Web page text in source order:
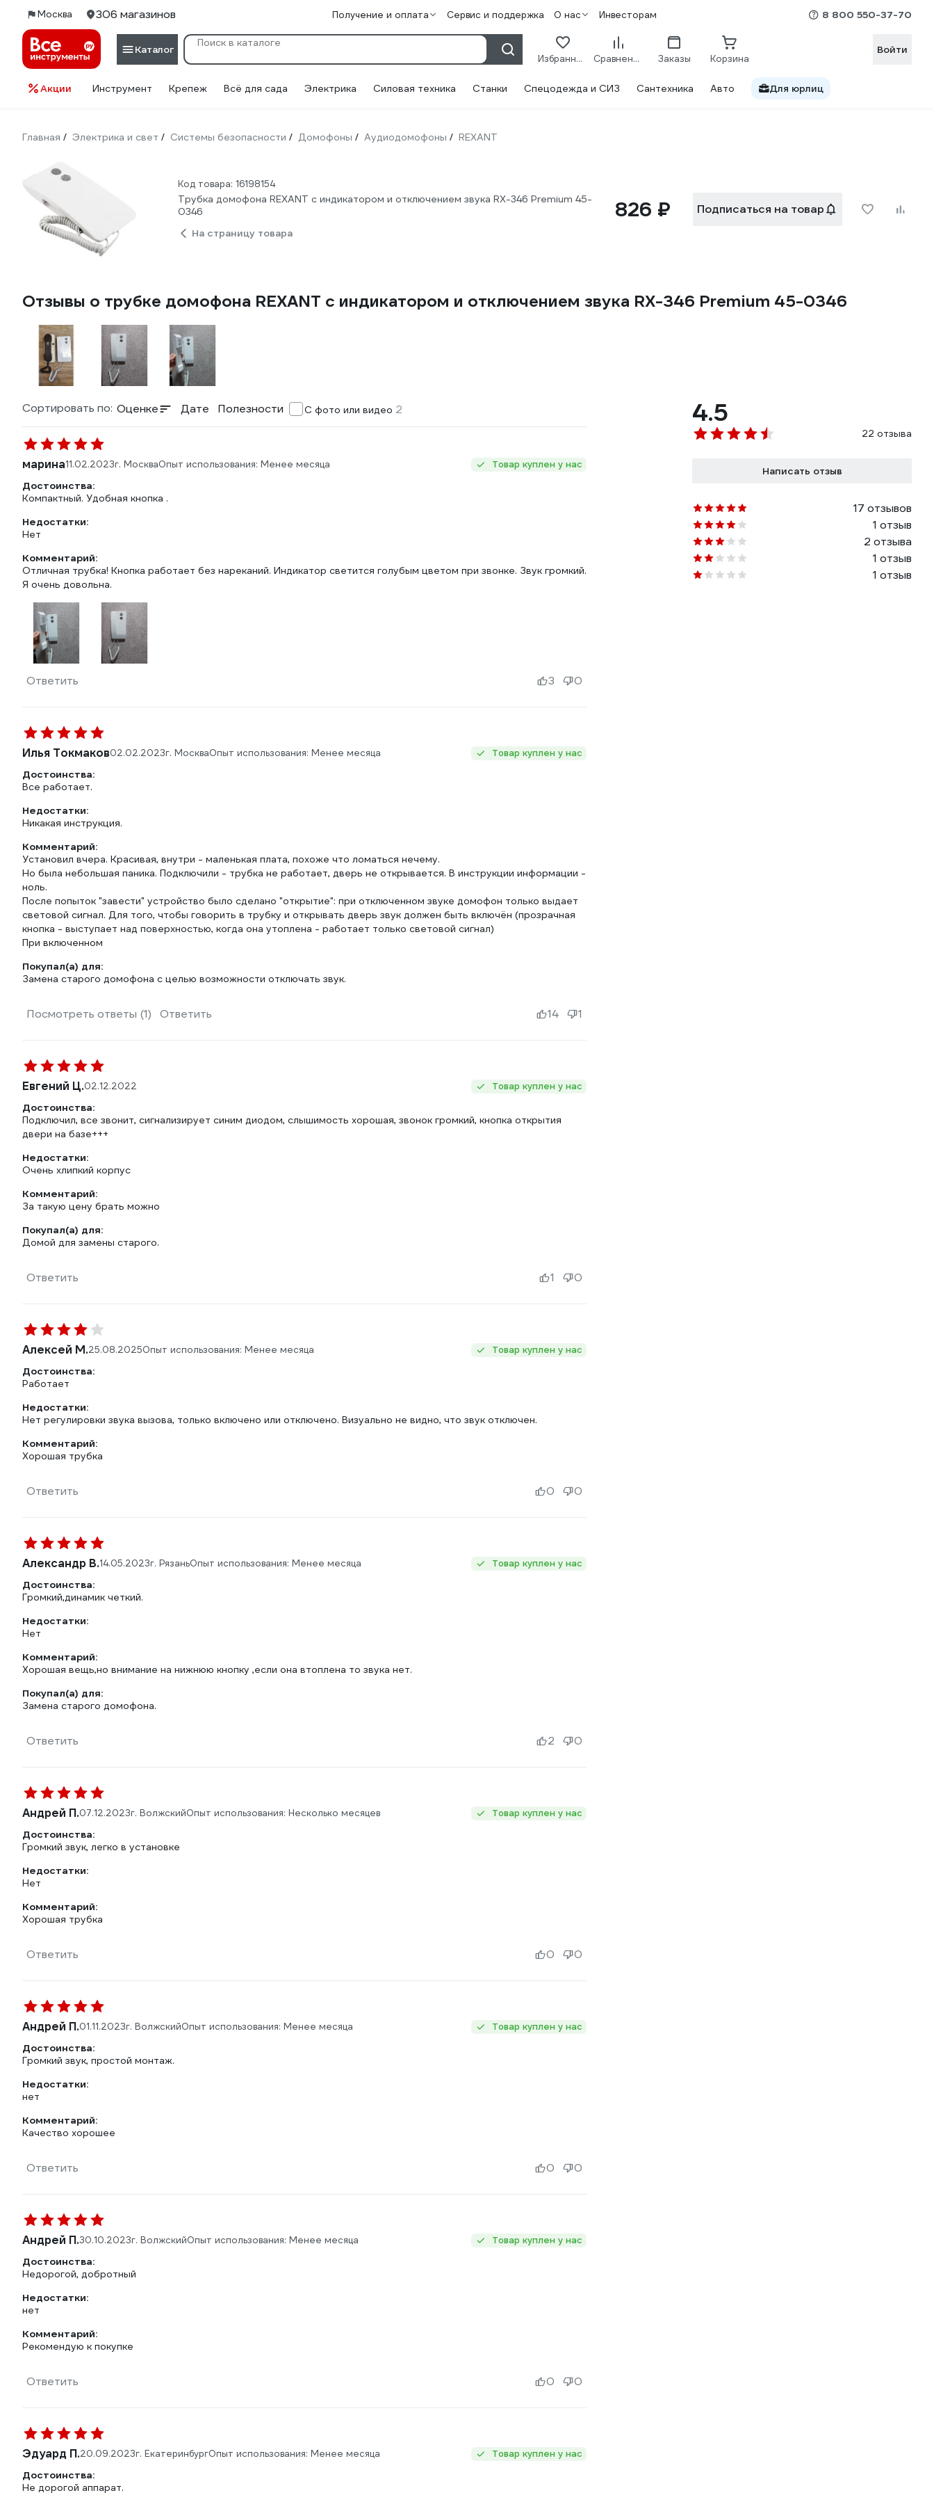
Москва 306 магазинов Получение и оплата Сервис и поддержка О нас Инвесторам 8 800 550-37-70
Каталог
Избранное Сравнение Заказы Корзина
Войти
Акции Инструмент Крепеж Всё для сада Электрика Силовая техника Станки Спецодежда и СИЗ Сантехника Авто Для юрлиц
Главная / Электрика и свет / Системы безопасности / Домофоны / Аудиодомофоны / REXANT
Код товара: 16198154
Трубка домофона REXANT с индикатором и отключением звука RX-346 Premium 45-
0346
На страницу товара
826 ₽ Подписаться на товар
Отзывы о трубке домофона REXANT с индикатором и отключением звука RX-346 Premium 45-0346
Сортировать по: Оценке Дате Полезности С фото или видео 2
марина11.02.2023г. МоскваОпыт использования: Менее месяца Товар куплен у нас
Достоинства:
Компактный. Удобная кнопка .
Недостатки:
Нет
Комментарий:
Отличная трубка! Кнопка работает без нареканий. Индикатор светится голубым цветом при звонке. Звук громкий.
Я очень довольна.
Ответить 3 0
Илья Токмаков02.02.2023г. МоскваОпыт использования: Менее месяца Товар куплен у нас
Достоинства:
Все работает.
Недостатки:
Никакая инструкция.
Комментарий:
Установил вчера. Красивая, внутри - маленькая плата, похоже что ломаться нечему.
Но была небольшая паника. Подключили - трубка не работает, дверь не открывается. В инструкции информации -
ноль.
После попыток "завести" устройство было сделано "открытие": при отключенном звуке домофон только выдает
световой сигнал. Для того, чтобы говорить в трубку и открывать дверь звук должен быть включён (прозрачная
кнопка - выступает над поверхностью, когда она утоплена - работает только световой сигнал)
При включенном
Покупал(а) для:
Замена старого домофона с целью возможности отключать звук.
Посмотреть ответы (1) Ответить 14 1
Евгений Ц.02.12.2022 Товар куплен у нас
Достоинства:
Подключил, все звонит, сигнализирует синим диодом, слышимость хорошая, звонок громкий, кнопка открытия
двери на базе+++
Недостатки:
Очень хлипкий корпус
Комментарий:
За такую цену брать можно
Покупал(а) для:
Домой для замены старого.
Ответить 1 0
Алексей М.25.08.2025Опыт использования: Менее месяца Товар куплен у нас
Достоинства:
Работает
Недостатки:
Нет регулировки звука вызова, только включено или отключено. Визуально не видно, что звук отключен.
Комментарий:
Хорошая трубка
Ответить 0 0
Александр В.14.05.2023г. РязаньОпыт использования: Менее месяца Товар куплен у нас
Достоинства:
Громкий,динамик четкий.
Недостатки:
Нет
Комментарий:
Хорошая вещь,но внимание на нижнюю кнопку ,если она втоплена то звука нет.
Покупал(а) для:
Замена старого домофона.
Ответить 2 0
Андрей П.07.12.2023г. ВолжскийОпыт использования: Несколько месяцев Товар куплен у нас
Достоинства:
Громкий звук, легко в установке
Недостатки:
Нет
Комментарий:
Хорошая трубка
Ответить 0 0
Андрей П.01.11.2023г. ВолжскийОпыт использования: Менее месяца Товар куплен у нас
Достоинства:
Громкий звук, простой монтаж.
Недостатки:
нет
Комментарий:
Качество хорошее
Ответить 0 0
Андрей П.30.10.2023г. ВолжскийОпыт использования: Менее месяца Товар куплен у нас
Достоинства:
Недорогой, добротный
Недостатки:
нет
Комментарий:
Рекомендую к покупке
Ответить 0 0
Эдуард П.20.09.2023г. ЕкатеринбургОпыт использования: Менее месяца Товар куплен у нас
Достоинства:
Не дорогой аппарат.
4.5
22 отзыва
Написать отзыв
17 отзывов
1 отзыв
2 отзыва
1 отзыв
1 отзыв